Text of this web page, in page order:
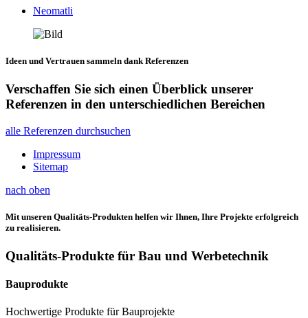
Neomatli
Ideen und Vertrauen sammeln dank Referenzen
Verschaffen Sie sich einen Überblick unserer
Referenzen in den unterschiedlichen Bereichen
alle Referenzen durchsuchen
Impressum
Sitemap
nach oben
Mit unseren Qualitäts-Produkten helfen wir Ihnen, Ihre Projekte erfolgreich
zu realisieren.
Qualitäts-Produkte für Bau und Werbetechnik
Bauprodukte
Hochwertige Produkte für Bauprojekte